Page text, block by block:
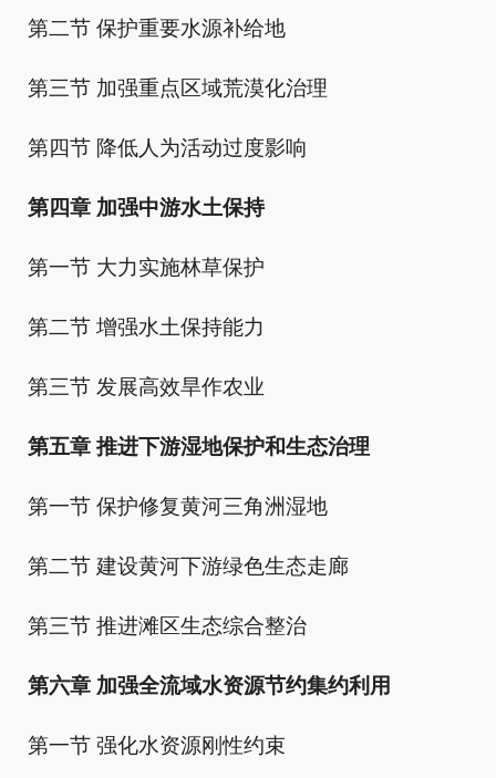
第二节 保护重要水源补给地
第三节 加强重点区域荒漠化治理
第四节 降低人为活动过度影响
第四章 加强中游水土保持
第一节 大力实施林草保护
第二节 增强水土保持能力
第三节 发展高效旱作农业
第五章 推进下游湿地保护和生态治理
第一节 保护修复黄河三角洲湿地
第二节 建设黄河下游绿色生态走廊
第三节 推进滩区生态综合整治
第六章 加强全流域水资源节约集约利用
第一节 强化水资源刚性约束